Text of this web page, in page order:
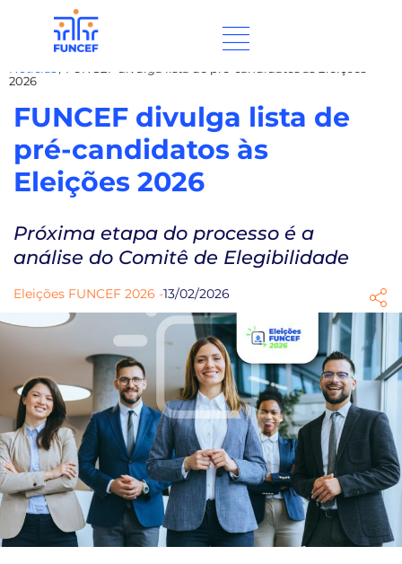
Notícias / FUNCEF divulga lista de pré-candidatos às Eleições
2026
FUNCEF divulga lista de
pré-candidatos às
Eleições 2026
Próxima etapa do processo é a
análise do Comitê de Elegibilidade
Eleições FUNCEF 2026 -13/02/2026